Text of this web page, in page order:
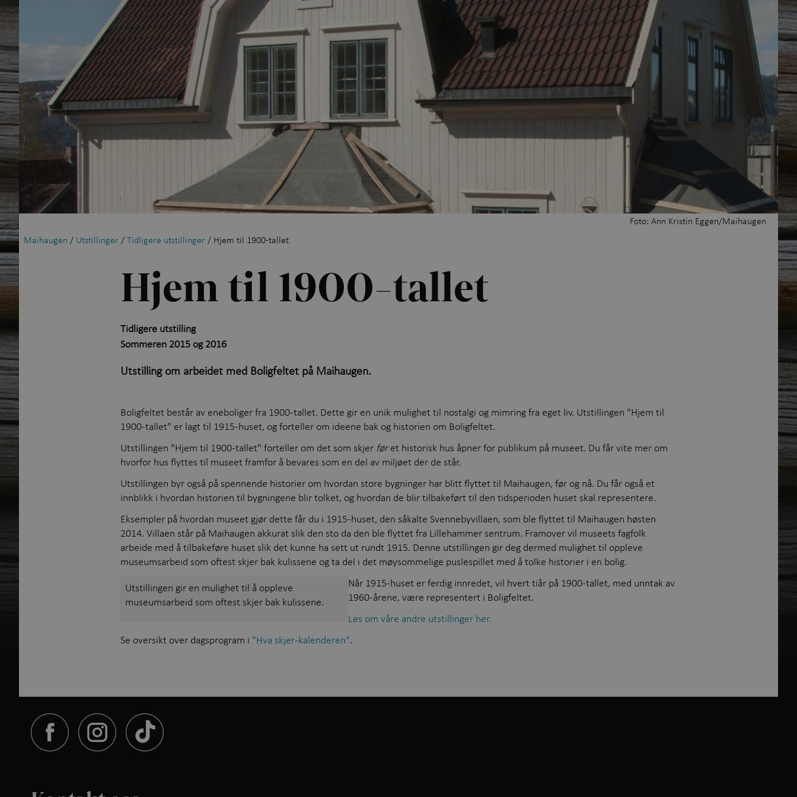
Utforsk samlingene
Om Maihaugen
Foto: Ann Kristin Eggen/Maihaugen
Maihaugen / Utstillinger / Tidligere utstillinger / Hjem til 1900-tallet
Hjem til 1900-tallet
Tidligere utstilling
Sommeren 2015 og 2016
Utstilling om arbeidet med Boligfeltet på Maihaugen.
Boligfeltet består av eneboliger fra 1900-tallet. Dette gir en unik mulighet til nostalgi og mimring fra eget liv. Utstillingen "Hjem til
1900-tallet" er lagt til 1915-huset, og forteller om ideene bak og historien om Boligfeltet.
Utstillingen "Hjem til 1900-tallet" forteller om det som skjer føret historisk hus åpner for publikum på museet. Du får vite mer om
hvorfor hus flyttes til museet framfor å bevares som en del av miljøet der de står.
Utstillingen byr også på spennende historier om hvordan store bygninger har blitt flyttet til Maihaugen, før og nå. Du får også et
innblikk i hvordan historien til bygningene blir tolket, og hvordan de blir tilbakeført til den tidsperioden huset skal representere.
Eksempler på hvordan museet gjør dette får du i 1915-huset, den såkalte Svennebyvillaen, som ble flyttet til Maihaugen høsten
2014. Villaen står på Maihaugen akkurat slik den sto da den ble flyttet fra Lillehammer sentrum. Framover vil museets fagfolk
arbeide med å tilbakeføre huset slik det kunne ha sett ut rundt 1915. Denne utstillingen gir deg dermed mulighet til oppleve
museumsarbeid som oftest skjer bak kulissene og ta del i det møysommelige puslespillet med å tolke historier i en bolig.
Utstillingen gir en mulighet til å oppleve
museumsarbeid som oftest skjer bak kulissene.
Når 1915-huset er ferdig innredet, vil hvert tiår på 1900-tallet, med unntak av
1960-årene, være representert i Boligfeltet.
Les om våre andre utstillinger her.
Se oversikt over dagsprogram i "Hva skjer-kalenderen".